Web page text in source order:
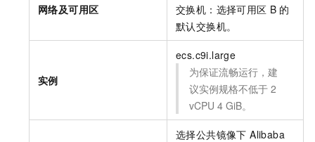
网络及可用区
交换机：选择可用区 B 的
默认交换机。
实例
ecs.c9i.large
为保证流畅运行，建
议实例规格不低于 2
vCPU 4 GiB。
选择公共镜像下 Alibaba